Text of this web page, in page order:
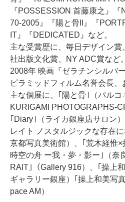
『POSSESSION 首藤康之』
70-2005』『陽と骨II』『
IT』『DEDICATED』など。
主な受賞歴に、毎日デザイン
社出版文化賞、NY ADC賞など。
2008年 映画『ゼラチンシルバ
ピラミッドフィルム名誉会長、
主な個展に、｢陽と骨｣（パルコ
KURIGAMI PHOTOGRAPHS-
｢Diary｣（ライカ銀座店サロン
レイト ノスタルジックな存在
京都写真美術館）、｢荒木経惟
時空の舟 ー我・夢・影ー｣（奈
RAIT｣（Gallery 916）、｢操上
ギャラリー銀座）｢操上和美写
pace AM）